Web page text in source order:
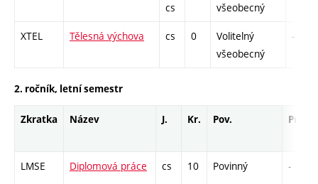
cs
všeobecný
XTEL Tělesná výchova cs 0
Volitelný
všeobecný
-
2. ročník, letní semestr
Zkratka Název J. Kr. Pov. Prof.
LMSE Diplomová práce cs 10 Povinný -